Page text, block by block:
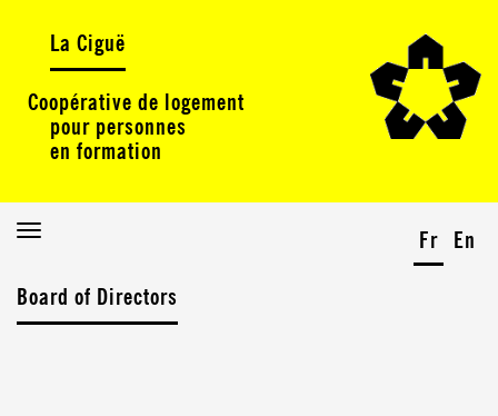
La Ciguë
Coopérative de logement
pour personnes
en formation
Toggle
Fr En
Board of Directors